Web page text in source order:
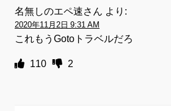
名無しのエペ速さん より:
2020年11月2日 9:31 AM
これもうGotoトラベルだろ
110 2